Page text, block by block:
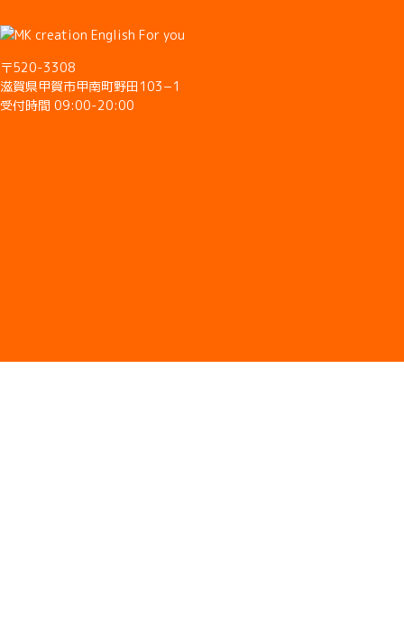
〒520-3308
滋賀県甲賀市甲南町野田103−1
受付時間 09:00-20:00